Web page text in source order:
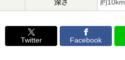
深さ 約10km
Twitter Facebook